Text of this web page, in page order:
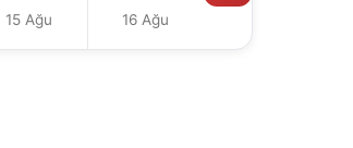
15 Ağu 16 Ağu